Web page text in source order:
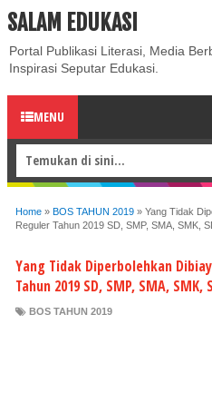
ABOUT CONTACT US
SALAM EDUKASI
Portal Publikasi Literasi, Media
Inspirasi Seputar Edukasi.
MENU
Home » BOS TAHUN 2019 » Yang Tidak
Reguler Tahun 2019 SD, SMP, SMA, SMK,
Yang Tidak Diperbolehkan
Tahun 2019 SD, SMP, SMA, SMK,
BOS TAHUN 2019